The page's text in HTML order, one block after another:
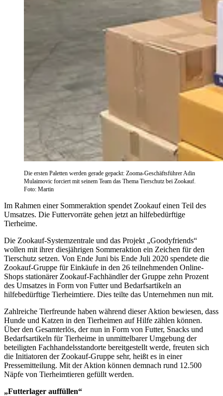
Die ersten Paletten werden gerade gepackt: Zooma-Geschäftsführer Adin
Mulaimovic forciert mit seinem Team das Thema Tierschutz bei Zookauf.
Foto: Martin
Im Rahmen einer Sommeraktion spendet Zookauf einen Teil des
Umsatzes. Die Futtervorräte gehen jetzt an hilfebedürftige
Tierheime.
Die Zookauf-Systemzentrale und das Projekt „Goodyfriends“
wollen mit ihrer diesjährigen Sommeraktion ein Zeichen für den
Tierschutz setzen. Von Ende Juni bis Ende Juli 2020 spendete die
Zookauf-Gruppe für Einkäufe in den 26 teilnehmenden Online-
Shops stationärer Zookauf-Fachhändler der Gruppe zehn Prozent
des Umsatzes in Form von Futter und Bedarfsartikeln an
hilfebedürftige Tierheimtiere. Dies teilte das Unternehmen nun mit.
Zahlreiche Tierfreunde haben während dieser Aktion bewiesen, dass
Hunde und Katzen in den Tierheimen auf Hilfe zählen können.
Über den Gesamterlös, der nun in Form von Futter, Snacks und
Bedarfsartikeln für Tierheime in unmittelbarer Umgebung der
beteiligten Fachhandelsstandorte bereitgestellt werde, freuten sich
die Initiatoren der Zookauf-Gruppe sehr, heißt es in einer
Pressemitteilung. Mit der Aktion können demnach rund 12.500
Näpfe von Tierheimtieren gefüllt werden.
„Futterlager auffüllen“